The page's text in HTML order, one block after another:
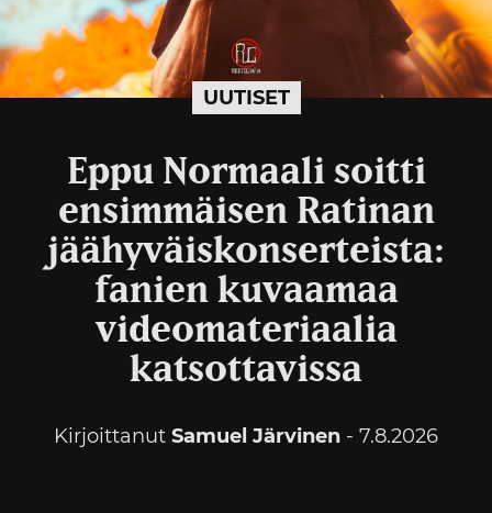
UUTISET
Eppu Normaali soitti
ensimmäisen Ratinan
jäähyväiskonserteista:
fanien kuvaamaa
videomateriaalia
katsottavissa
Kirjoittanut Samuel Järvinen - 7.8.2026